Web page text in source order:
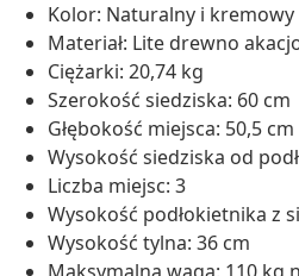
Kolor: Naturalny i kremowy
Materiał: Lite drewno
Ciężarki: 20,74 kg
Szerokość siedziska: 60 cm
Głębokość miejsca: 50,5 cm
Wysokość siedziska od
Liczba miejsc: 3
Wysokość podłokietnika z
Wysokość tylna: 36 cm